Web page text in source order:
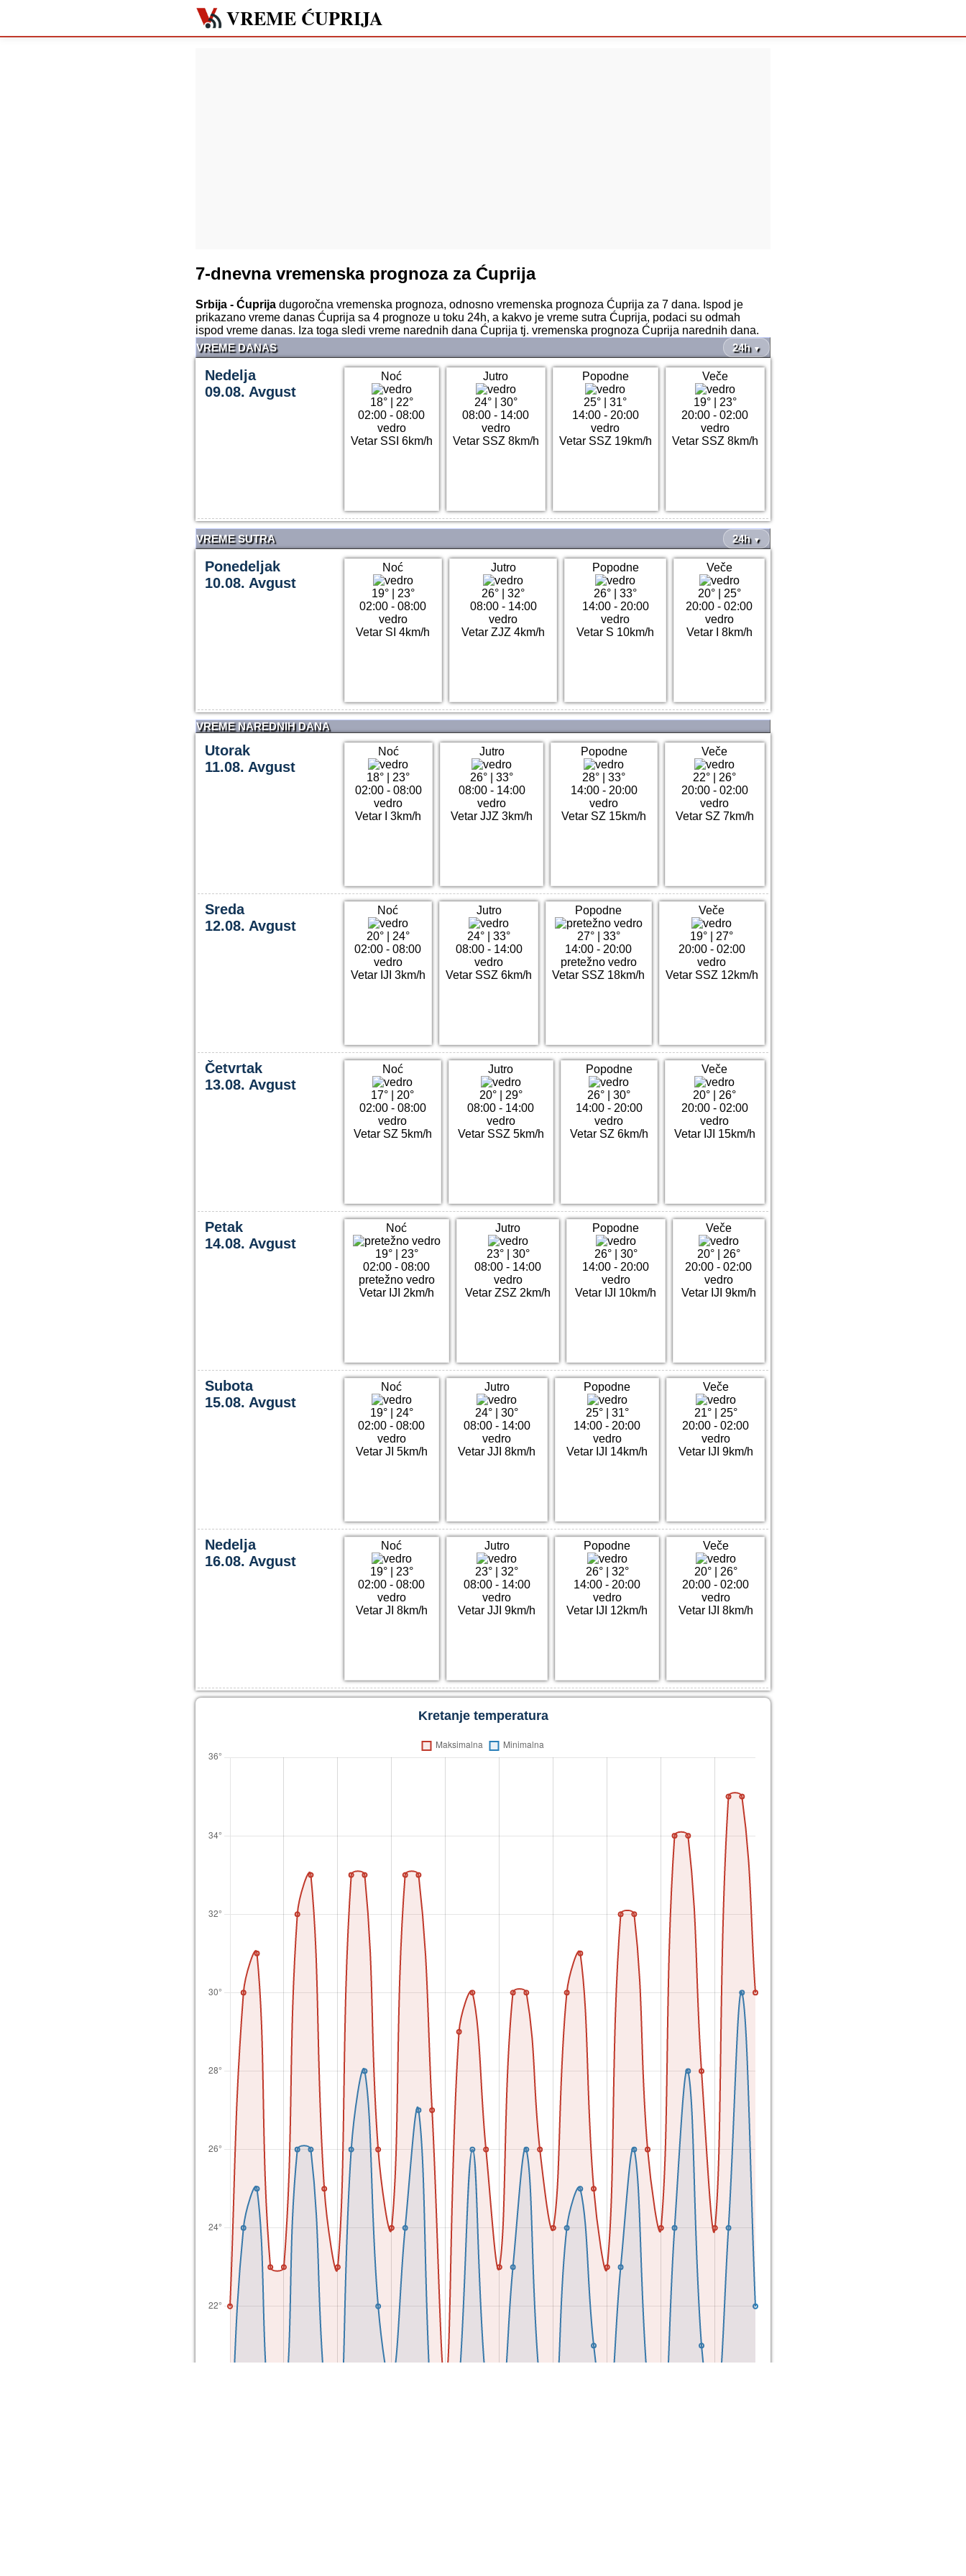
VREME ĆUPRIJA
7-dnevna vremenska prognoza za Ćuprija
Srbija - Ćuprija dugoročna vremenska prognoza, odnosno vremenska prognoza Ćuprija za 7 dana. Ispod je
prikazano vreme danas Ćuprija sa 4 prognoze u toku 24h, a kakvo je vreme sutra Ćuprija, podaci su odmah
ispod vreme danas. Iza toga sledi vreme narednih dana Ćuprija tj. vremenska prognoza Ćuprija narednih dana.
VREME DANAS
24h ▼
Nedelja
09.08. Avgust
Noć
18°| 22°
02:00 - 08:00
vedro
Vetar SSI 6km/h
Jutro
24°| 30°
08:00 - 14:00
vedro
Vetar SSZ 8km/h
Popodne
25° |31°
14:00 - 20:00
vedro
Vetar SSZ 19km/h
Veče
19°| 23°
20:00 - 02:00
vedro
Vetar SSZ 8km/h
VREME SUTRA 24h ▼
Ponedeljak
10.08. Avgust
Noć
19°| 23°
02:00 - 08:00
vedro
Vetar SI 4km/h
Jutro
26° |32°
08:00 - 14:00
vedro
Vetar ZJZ 4km/h
Popodne
26° |33°
14:00 - 20:00
vedro
Vetar S 10km/h
Veče
20°| 25°
20:00 - 02:00
vedro
Vetar I 8km/h
VREME NAREDNIH DANA
Utorak
11.08. Avgust
Noć
18°
23°
02:00 - 08:00
vedro
Vetar I 3km/h
Jutro
26° |33°
08:00 - 14:00
vedro
Vetar JJZ 3km/h
Popodne
28° |33°
14:00 - 20:00
vedro
Vetar SZ 15km/h
Veče
22°
26°
20:00 - 02:00
vedro
Vetar SZ 7km/h
Sreda
12.08. Avgust
Noć
20°| 24°
02:00 - 08:00
vedro
Vetar IJI 3km/h
Jutro
24° |33°
08:00 - 14:00
vedro
Vetar SSZ 6km/h
Popodne
27°| 33°
14:00 - 20:00
pretežno vedro
Vetar SSZ 18km/h
Veče
19°
27°
20:00 - 02:00
vedro
Vetar SSZ 12km/h
Četvrtak
13.08. Avgust
Noć
17°
20°
02:00 - 08:00
vedro
Vetar SZ 5km/h
Jutro
20°| 29°
08:00 - 14:00
vedro
Vetar SSZ 5km/h
Popodne
26° |30°
14:00 - 20:00
vedro
Vetar SZ 6km/h
Veče
20°
26°
20:00 - 02:00
vedro
Vetar IJI 15km/h
Petak
14.08. Avgust
Noć
19°| 23°
02:00 - 08:00
pretežno vedro
Vetar IJI 2km/h
Jutro
23°| 30°
08:00 - 14:00
vedro
Vetar ZSZ 2km/h
Popodne
26°| 30°
14:00 - 20:00
vedro
Vetar IJI 10km/h
Veče
20°| 26°
20:00 - 02:00
vedro
Vetar IJI 9km/h
Subota
15.08. Avgust
Noć
19°| 24°
02:00 - 08:00
vedro
Vetar JI 5km/h
Jutro
24° |30°
08:00 - 14:00
vedro
Vetar JJI 8km/h
Popodne
25°| 31°
14:00 - 20:00
vedro
Vetar IJI 14km/h
Veče
21°| 25°
20:00 - 02:00
vedro
Vetar IJI 9km/h
Nedelja
16.08. Avgust
Noć
19°| 23°
02:00 - 08:00
vedro
Vetar JI 8km/h
Jutro
23° |32°
08:00 - 14:00
vedro
Vetar JJI 9km/h
Popodne
26°| 32°
14:00 - 20:00
vedro
Vetar IJI 12km/h
Veče
20°| 26°
20:00 - 02:00
vedro
Vetar IJI 8km/h
Kretanje temperatura